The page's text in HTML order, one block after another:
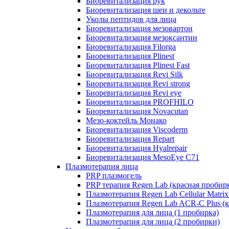
Биоревитализация шеи и декольте
Уколы пептидов для лица
Биоревитализация мезовартон
Биоревитализация мезоксантин
Биоревитализация Filorga
Биоревитализация Plinest
Биоревитализация Plinest Fast
Биоревитализация Revi Silk
Биоревитализация Revi strong
Биоревитализация Revi eye
Биоревитализация PROFHILO
Биоревитализация Novacutan
Мезо-коктейль Монако
Биоревитализация Viscoderm
Биоревитализация Repart
Биоревитализация Hyalrepair
Биоревитализация MesoEye C71
Плазмотерапия лица
PRP плазмогель
PRP терапия Regen Lab (красная
Плазмотерапия Regen Lab Cellular
Плазмотерапия Regen Lab ACR-C Plus
Плазмотерапия для лица (1 пробирка)
Плазмотерапия для лица (2 пробирки)